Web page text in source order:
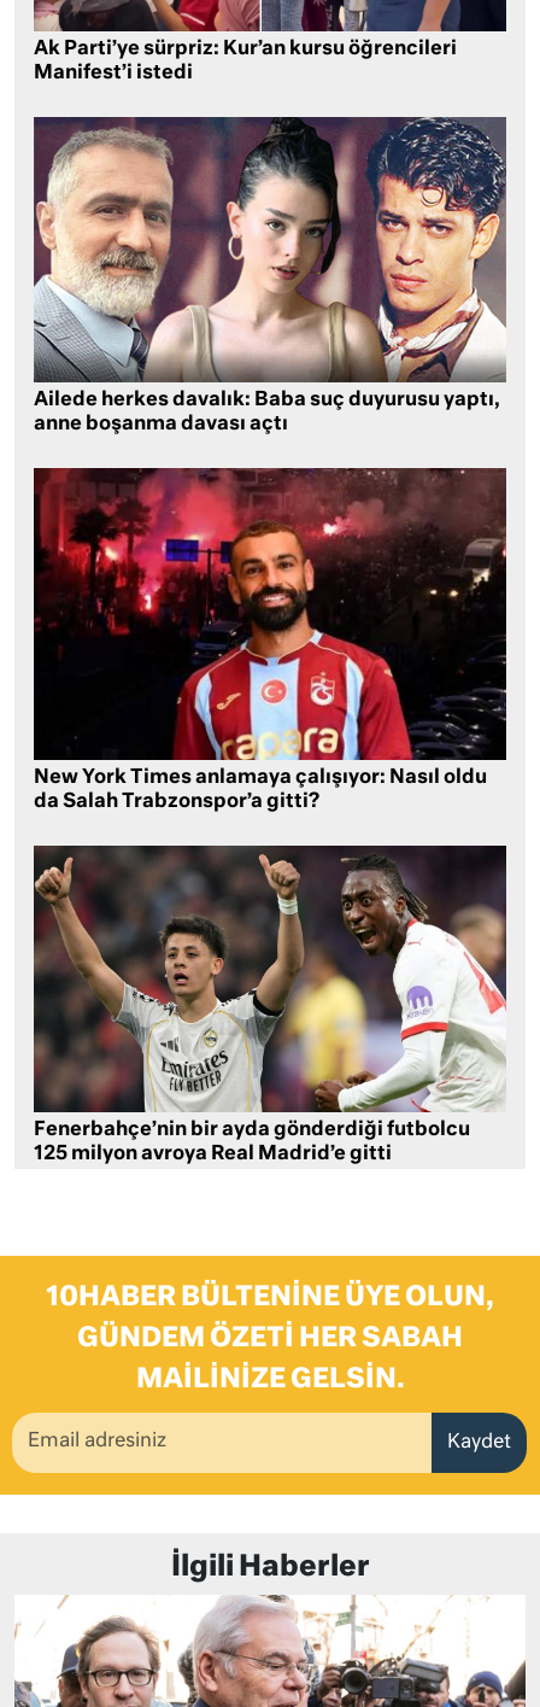
Ak Parti’ye sürpriz: Kur’an kursu öğrencileri
Manifest’i istedi
Ailede herkes davalık: Baba suç duyurusu yaptı,
anne boşanma davası açtı
New York Times anlamaya çalışıyor: Nasıl oldu
da Salah Trabzonspor’a gitti?
Fenerbahçe’nin bir ayda gönderdiği futbolcu
125 milyon avroya Real Madrid’e gitti
10HABER BÜLTENINE ÜYE OLUN,
GÜNDEM ÖZETI HER SABAH
MAILINIZE GELSIN.
Kaydet
İlgili Haberler